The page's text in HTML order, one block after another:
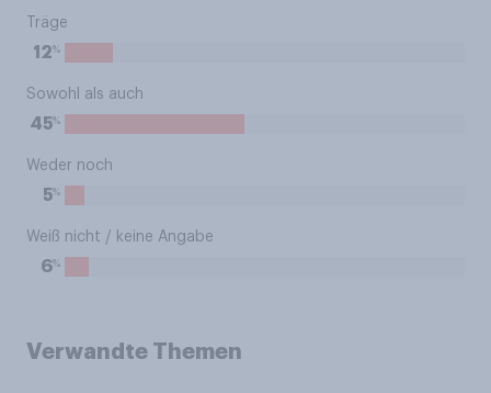
Träge
12%
Sowohl als auch
45%
Weder noch
5%
Weiß nicht / keine Angabe
6%
Verwandte Themen